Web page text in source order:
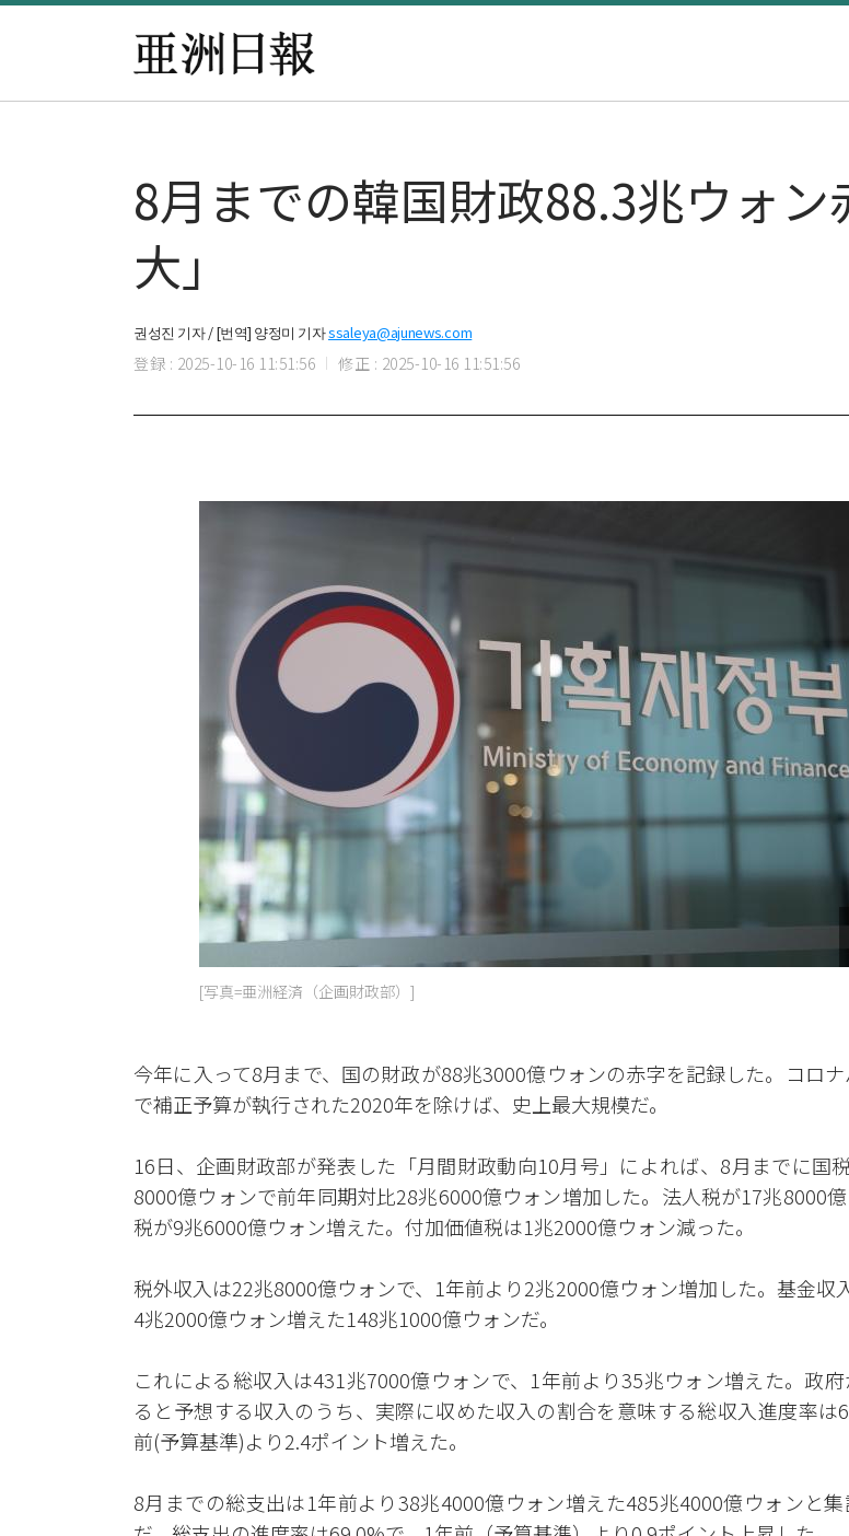
8月までの韓国財政88.3兆ウォ
大」
권성진 기자 / [번역] 양정미 기자ssaleya@ajunews.com
登録 : 2025-10-16 11:51:56 修正 : 2025-10-16 11:51:56
[写真=亜洲経済（企画財政部）]
今年に入って8月まで、国の財政が88兆3000億ウォンの赤字を記録した。コロ
で補正予算が執行された2020年を除けば、史上最大規模だ。
16日、企画財政部が発表した「月間財政動向10月号」によれば、8月までに国
8000億ウォンで前年同期対比28兆6000億ウォン増加した。法人税が17兆8000
税が9兆6000億ウォン増えた。付加価値税は1兆2000億ウォン減った。
税外収入は22兆8000億ウォンで、1年前より2兆2000億ウォン増加した。基金収
4兆2000億ウォン増えた148兆1000億ウォンだ。
これによる総収入は431兆7000億ウォンで、1年前より35兆ウォン増えた。政
ると予想する収入のうち、実際に収めた収入の割合を意味する総収入進度率は
前(予算基準)より2.4ポイント増えた。
8月までの総支出は1年前より38兆4000億ウォン増えた485兆4000億ウォンと